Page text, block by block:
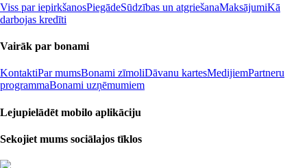
Viss par iepirkšanosPiegādeSūdzības un atgriešanaMaksājumiKā
darbojas kredīti
Vairāk par bonami
KontaktiPar mumsBonami zīmoliDāvanu kartesMedijiemPartneru
programmaBonami uzņēmumiem
Lejupielādēt mobilo aplikāciju
Sekojiet mums sociālajos tīklos